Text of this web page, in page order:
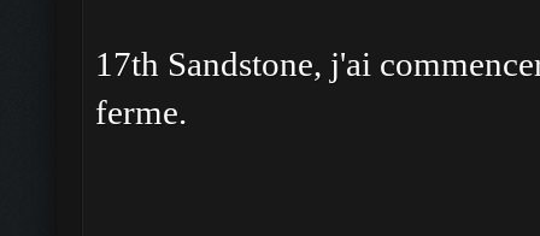
17th Sandstone, j'ai
ferme.